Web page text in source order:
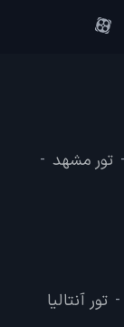
- تور مشهد -
- تور آنتالیا